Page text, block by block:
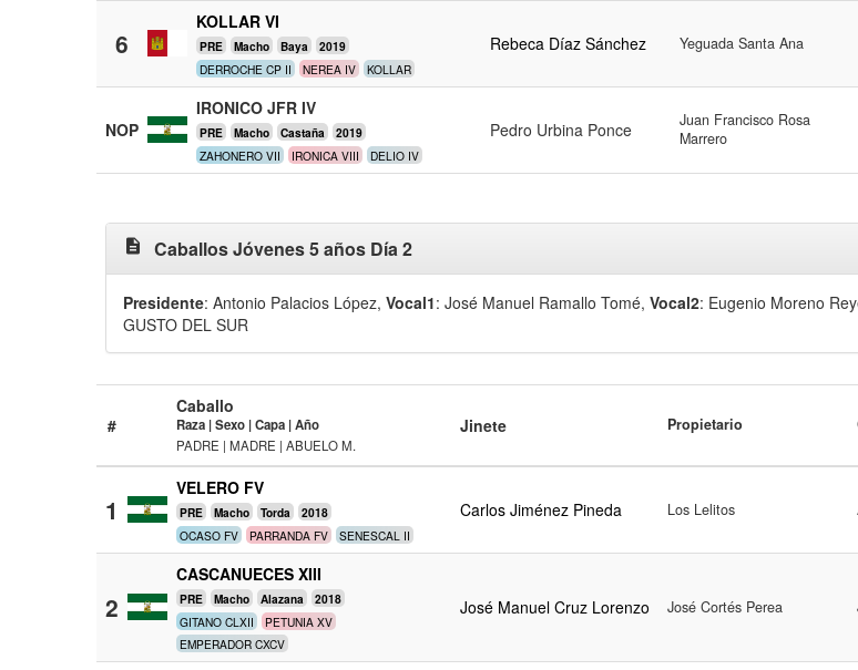
6
KOLLAR VI
PRE Macho Baya 2019
DERROCHE CP II NEREA IV KOLLAR
Rebeca Díaz Sánchez Yeguada Santa Ana
NOP
IRONICO JFR IV
PRE Macho Castaña 2019
ZAHONERO VII IRONICA VIII DELIO IV
Pedro Urbina Ponce
Juan Francisco Rosa
Marrero
description Caballos Jóvenes 5 años Día 2
Presidente: Antonio Palacios López, Vocal1: José Manuel Ramallo Tomé, Vocal2: Eugenio Moreno
GUSTO DEL SUR
#
Caballo
Raza | Sexo | Capa | Año
PADRE | MADRE | ABUELO M.
Jinete Propietario
1
VELERO FV
PRE Macho Torda 2018
OCASO FV PARRANDA FV SENESCAL II
Carlos Jiménez Pineda Los Lelitos
2
CASCANUECES XIII
PRE Macho Alazana 2018
GITANO CLXII
PETUNIA XV
EMPERADOR CXCV
José Manuel Cruz Lorenzo José Cortés Perea